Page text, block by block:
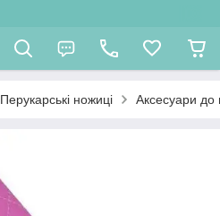
Перукарські ножиці Аксесуари до